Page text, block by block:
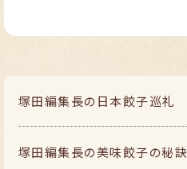
塚田編集長の 日本餃子巡礼
塚田編集長の美味餃子の秘訣